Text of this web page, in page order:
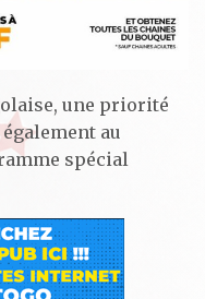
une priorité
au
spécial